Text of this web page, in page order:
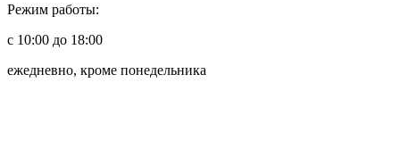
Режим работы:
с 10:00 до 18:00
ежедневно, кроме понедельника